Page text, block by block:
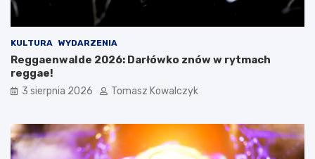
KULTURA WYDARZENIA
Reggaenwalde 2026: Darłówko znów w rytmach
reggae!
3 sierpnia 2026 Tomasz Kowalczyk